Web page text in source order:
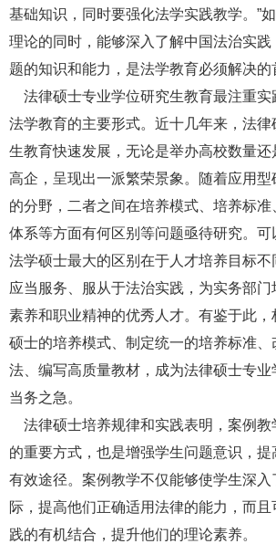
基础知识，同时要强化法学实践教学。”
理论的同时，能够深入了解中国法治实践
题的知识和能力，是法学教育必须解决的
法律硕士专业学位研究生教育最注重实
法学教育的主要形式。近十几年来，法
生教育快速发展，无论是举办高校数量还
高企，呈现出一派繁荣景象。随着应用
的分野，二者之间在培养模式、培养标
体系等方面有何区别等问题亟待研究。
法学硕士最大的区别在于人才培养目标
应当服务、服从于法治实践，为实务部
素养和职业精神的优秀人才。有鉴于此，
硕士的培养模式、制定统一的培养标准
法、编写高质量教材，成为法律硕士专业
当务之急。
法律硕士培养规律和实践表明，案例教
的重要方式，也是增强学生问题意识，
有效途径。案例教学不仅能够使学生深
际，提高他们正确适用法律的能力，而
践的有机结合，提升他们的理论素养。